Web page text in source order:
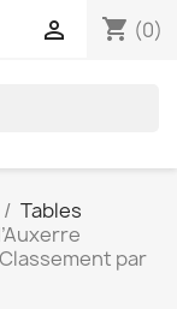
shopping_cart (0)

Tables
par